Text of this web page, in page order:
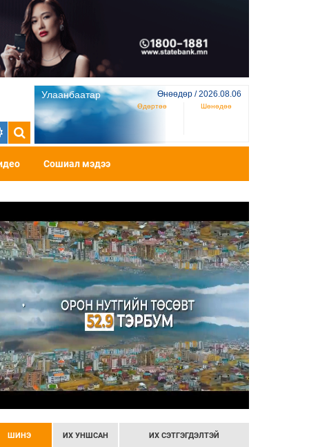
Улаанбаатар Өнөөдөр / 2026.08.06
Өдөртөө Шөнөдөө
Сошиал мэдээ
ШИНЭ ИХ УНШСАН ИХ СЭТГЭГДЭЛТЭЙ